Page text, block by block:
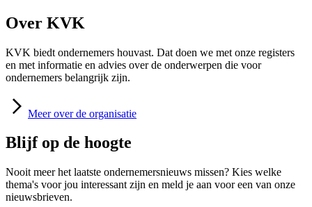
Over KVK
KVK biedt ondernemers houvast. Dat doen we met onze registers
en met informatie en advies over de onderwerpen die voor
ondernemers belangrijk zijn.
Meer over de organisatie
Blijf op de hoogte
Nooit meer het laatste ondernemersnieuws missen? Kies welke
thema's voor jou interessant zijn en meld je aan voor een van onze
nieuwsbrieven.